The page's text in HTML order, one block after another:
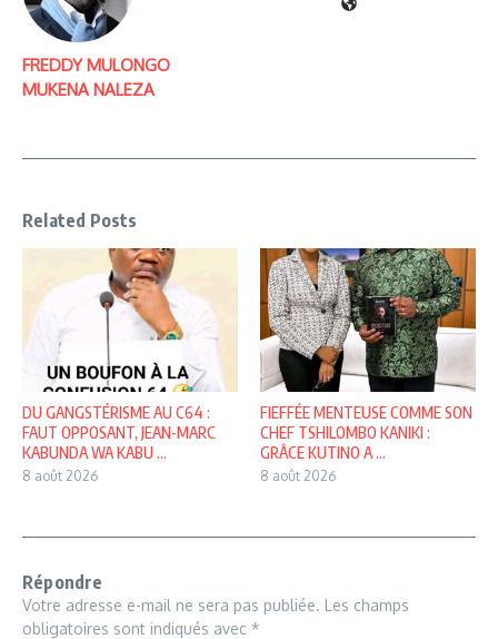
FREDDY MULONGO
MUKENA NALEZA
Related Posts
DU GANGSTÉRISME AU C64 :
FAUT OPPOSANT, JEAN-MARC
KABUNDA WA KABU ...
8 août 2026
FIEFFÉE MENTEUSE COMME SON
CHEF TSHILOMBO KANIKI :
GRÂCE KUTINO A ...
8 août 2026
Répondre
Votre adresse e-mail ne sera pas publiée. Les champs
obligatoires sont indiqués avec *